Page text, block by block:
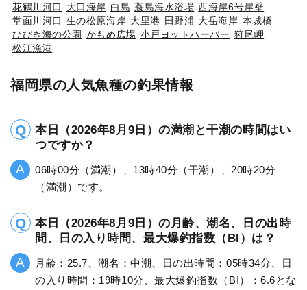
花鶴川河口
大口海岸 白島 蓑島海水浴場 西海岸6号岸壁
堂面川河口 生の松原海岸 大里港 田野浦 大岳海岸 本城橋
ひびき海の公園 かもめ広場 小戸ヨットハーバー 狩尾岬
松江漁港
福岡県の人気魚種の釣果情報
本日（2026年8月9日）の満潮と干潮の時間はい
つですか？
06時00分（満潮）、13時40分（干潮）、20時20分
（満潮）です。
本日（2026年8月9日）の月齢、潮名、日の出時
間、日の入り時間、最大爆釣指数（BI）は？
月齢：25.7、潮名：中潮、日の出時間：05時34分、日
の入り時間：19時10分、最大爆釣指数（BI）：6.6とな